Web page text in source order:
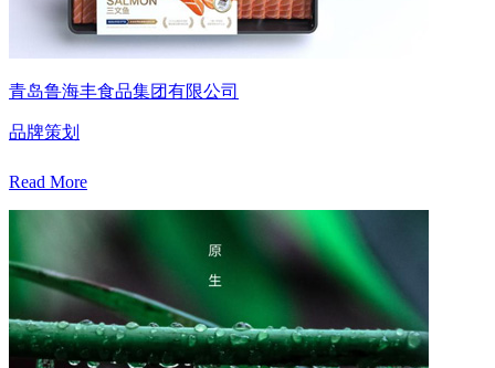
青岛鲁海丰食品集团有限公司
品牌策划
Read More